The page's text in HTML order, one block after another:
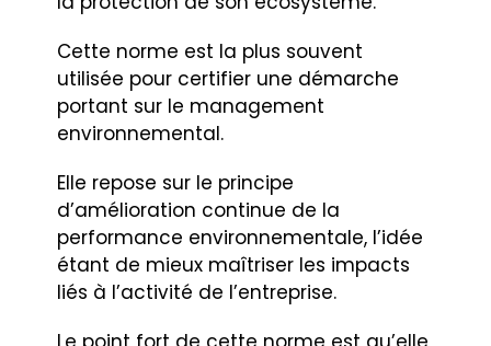
Cette norme est la plus souvent
utilisée pour certifier une démarche
portant sur le management
environnemental.
Elle repose sur le principe
d’amélioration continue de la
performance environnementale, l’idée
étant de mieux maîtriser les impacts
liés à l’activité de l’entreprise.